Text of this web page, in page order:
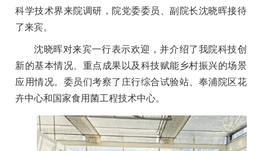
科学技术界来院调研，院党委委员、副院长沈晓晖接待
了来宾。
沈晓晖对来宾一行表示欢迎，并介绍了我院科技创
新的基本情况、重点成果以及科技赋能乡村振兴的场景
应用情况。委员们考察了庄行综合试验站、奉浦院区花
卉中心和国家食用菌工程技术中心。